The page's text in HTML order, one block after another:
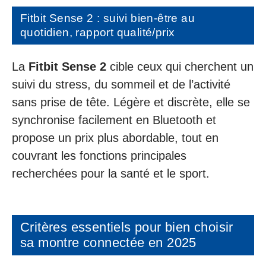
Fitbit Sense 2 : suivi bien-être au
quotidien, rapport qualité/prix
La Fitbit Sense 2 cible ceux qui cherchent un
suivi du stress, du sommeil et de l’activité
sans prise de tête. Légère et discrète, elle se
synchronise facilement en Bluetooth et
propose un prix plus abordable, tout en
couvrant les fonctions principales
recherchées pour la santé et le sport.
Critères essentiels pour bien choisir
sa montre connectée en 2025